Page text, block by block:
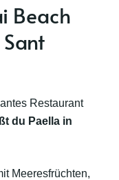
Beach
Restaurant
du Paella in
Meeresfrüchten,